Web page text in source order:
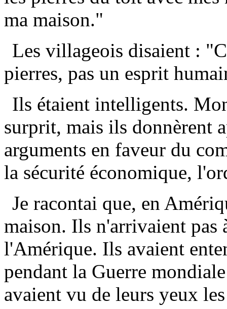
ma maison."
Les villageois disaient :
pierres, pas un esprit
Ils étaient intelligents.
surprit, mais ils donnèrent
arguments en faveur du
la sécurité économique,
Je racontai que, en
maison. Ils n'arrivaient
l'Amérique. Ils avaient
pendant la Guerre
avaient vu de leurs yeux